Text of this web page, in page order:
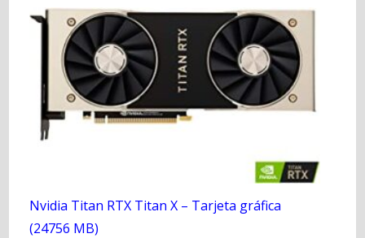
Nvidia Titan RTX Titan X – Tarjeta gráfica
(24756 MB)